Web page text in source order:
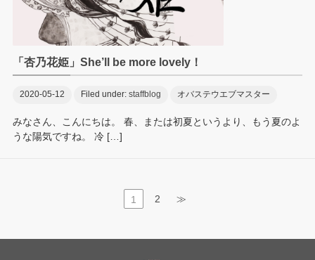
「杏乃花姫」She’ll be more lovely！
2020-05-12 Filed under: staffblog オバステウエブマスター
みなさん、こんにちは。 春、または初夏というより、もう夏のよ
うな陽気ですね。 冷 […]
1 2 ≫